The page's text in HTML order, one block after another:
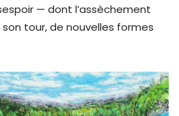
— dont l’assèchement
tour, de nouvelles formes